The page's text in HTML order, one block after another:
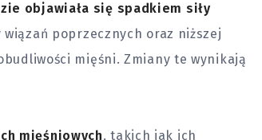
objawiała się spadkiem siły
poprzecznych oraz niższej
mięśni. Zmiany te wynikają
mięśniowych, takich jak ich